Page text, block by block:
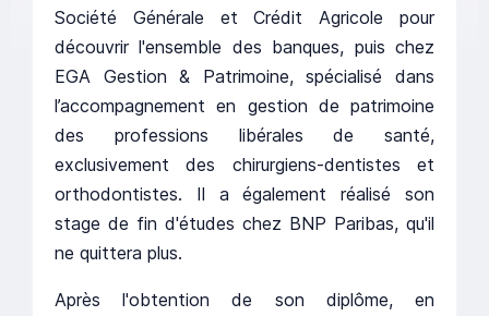
Société Générale et Crédit Agricole pour
découvrir l'ensemble des banques, puis chez
EGA Gestion & Patrimoine, spécialisé dans
l’accompagnement en gestion de patrimoine
des professions libérales de santé,
exclusivement des chirurgiens-dentistes et
orthodontistes. Il a également réalisé son
stage de fin d'études chez BNP Paribas, qu'il
ne quittera plus.
Après l'obtention de son diplôme, en